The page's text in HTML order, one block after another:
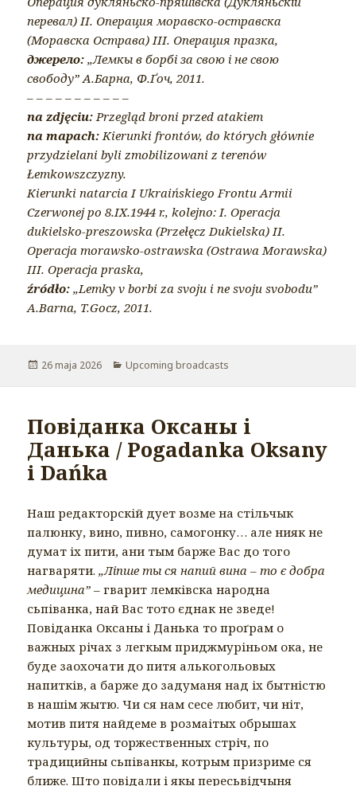
перевал) ІІ. Операция моравско-остравска
(Моравска Острава) ІІІ. Операция празка,
джерело: „Лемкы в борбі за свою і не свою
свободу” А.Барна, Ф.Ґоч, 2011.
– – – – – – – – – – –
na zdjęciu:Przegląd broni przed atakiem
na mapach:Kierunki frontów, do których głównie
przydzielani byli zmobilizowani z terenów
Łemkowszczyzny.
Kierunki natarcia I Ukraińskiego Frontu Armii
Czerwonej po 8.IX.1944 r., kolejno: I. Operacja
dukielsko-preszowska (Przełęcz Dukielska) II.
Operacja morawsko-ostrawska (Ostrawa Morawska)
III. Operacja praska,
źródło: „Lemky v borbi za svoju i ne svoju svobodu”
A.Barna, T.Gocz, 2011.
Opublikowano
26 maja 2026 Kategorie
Upcoming broadcasts
Повіданка Оксаны і
Данька / Pogadanka Oksany
i Dańka
Наш редакторскій дует возме на стільчык
палюнку, вино, пивно, самогонку… але нияк не
думат іх пити, ани тым барже Вас до того
нагваряти.„Ліпше ты ся напий вина – то є добра
медицина” – гварит лемківска народна
сьпіванка, най Вас тото єднак не зведе!
Повіданка Оксаны і Данька то проґрам о
важных річах з легкым приджмуріньом ока, не
буде заохочати до питя алькогольовых
напитків, а барже до задуманя над іх бытністю
в нашім жытю. Чи ся нам сесе любит, чи ніт,
мотив питя найдеме в розмаітых обрышах
культуры, од торжественных стріч, по
традицийны сьпіванкы, котрым призриме ся
ближе. Што повідали і якы пересьвідчыня